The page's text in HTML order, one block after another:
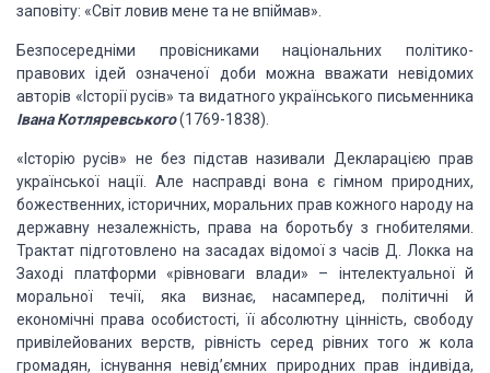
заповіту: «Світ ловив мене та не впіймав».
Безпосередніми провісниками національних політико-
правових ідей означеної доби можна вважати невідомих
авторів «Історії русів» та ви­датного українського письменника
Івана Котляревського(1769-1838).
«Історію русів» не без підстав називали Декларацією прав
української нації. Але насправді вона є гімном природних,
божественних, історичних, моральних прав кожного народу на
державну незалежність, права на бо­ротьбу з гнобителями.
Трактат підготовлено на засадах відомої з часів Д. Локка на
Заході платформи «рівноваги влади» – інтелектуальної й
моральної течії, яка визнає, насамперед, політичні й
економічні права особистості, її абсолютну цінність, свободу
привілейованих верств, рівність серед рівних того ж кола
громадян, існування невід’ємних при­родних прав індивіда,